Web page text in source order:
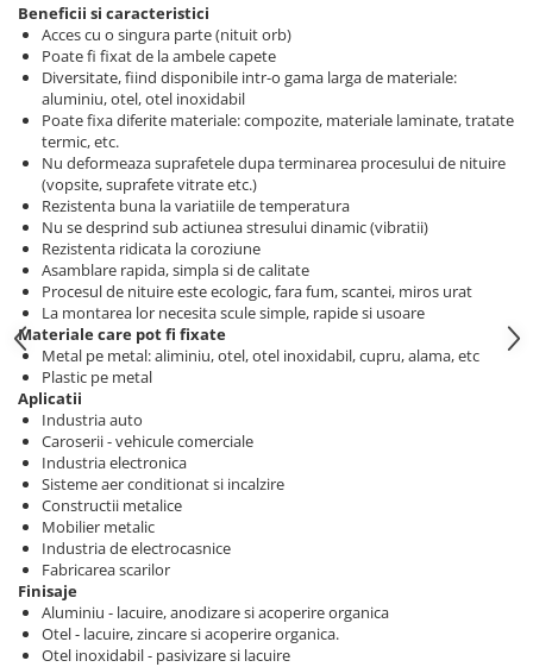
Etichete bijuterii Aimo Phomemo
Dymo
Batoane silicon piele intoarsa
Duze pentru pistoale de lipit
Clesti pentru nituri si popnituri
Nituri etansare Rapid
Nituri High performance Rapid
Nituri automotive Rapid colorate
Piulite nit Rapid
Capsatoare pneumatice
Pistoale pneumatice batut cuie in
banda
Pistoale pneumatice duale batut
capse sau cuie in banda
Preducele si Clesti pentru ocheti
finisare bannere
Preducele Rapid
Capse, Pini si Cuie
Capse Rapid
Cuie Rapid
Ciocane de capsat pentru fixat
folie anticondens
Instrumente recuperatoare
magnetice
Pompe aspirator fludor si accesorii
Scule
Scule de mana electricieni
Scule de mana KNIPEX
Scule multifunctionale si accesorii
Scule pentru aviatie
Scule pentru constructii navale si
intretinere nave
Scule pentru instalari panouri
fotovoltaice
Scule pentru reparatii biciclete |
motociclete
Scule si unelte VDE
Scule unelte lucru la inaltime
Surubelnite
Surubelnite pentru Mecanici
Surubelnite testare tensiune
(Engineer)
Surubelnite VDE KNIPEX
Surubelnite Inox
Beneficii si caracteristici
Acces cu o singura parte (nituit orb)
Poate fi fixat de la ambele capete
Diversitate, fiind disponibile intr-o gama larga de materiale:
aluminiu, otel, otel inoxidabil
Poate fixa diferite materiale: compozite, materiale laminate, tratate
termic, etc.
Nu deformeaza suprafetele dupa terminarea procesului de nituire
(vopsite, suprafete vitrate etc.)
Rezistenta buna la variatiile de temperatura
Nu se desprind sub actiunea stresului dinamic (vibratii)
Rezistenta ridicata la coroziune
Asamblare rapida, simpla si de calitate
Procesul de nituire este ecologic, fara fum, scantei, miros urat
La montarea lor necesita scule simple, rapide si usoare
Materiale care pot fi fixate
Metal pe metal: aliminiu, otel, otel inoxidabil, cupru, alama, etc
Plastic pe metal
Aplicatii
Industria auto
Caroserii - vehicule comerciale
Industria electronica
Sisteme aer conditionat si incalzire
Constructii metalice
Mobilier metalic
Industria de electrocasnice
Fabricarea scarilor
Finisaje
Aluminiu - lacuire, anodizare si acoperire organica
Otel - lacuire, zincare si acoperire organica.
Otel inoxidabil - pasivizare si lacuire